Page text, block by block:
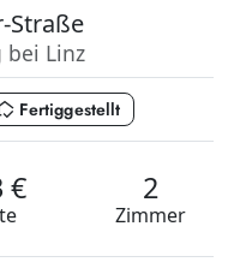
Straße
bei Linz
Fertiggestellt
€ 2
Zimmer